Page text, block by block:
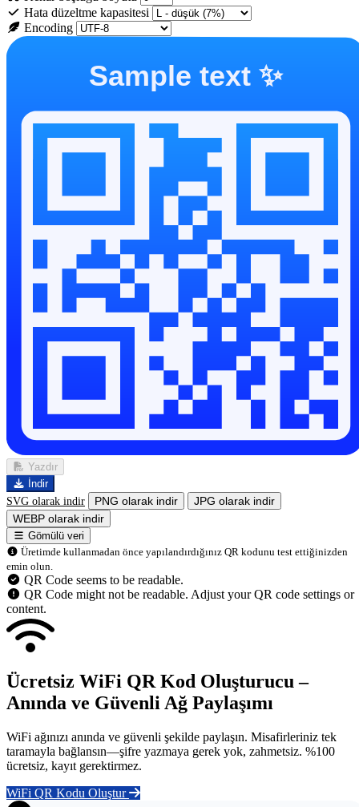
Hata düzeltme kapasitesi
Encoding
Yazdır
İndir
SVG olarak indir PNG olarak indir
JPG olarak indir
WEBP olarak indir
Gömülü veri
Üretimde kullanmadan önce yapılandırdığınız QR kodunu test ettiğinizden
emin olun.
QR Code seems to be readable.
QR Code might not be readable. Adjust your QR code settings or
content.
Ücretsiz WiFi QR Kod Oluşturucu –
Anında ve Güvenli Ağ Paylaşımı
WiFi ağınızı anında ve güvenli şekilde paylaşın. Misafirleriniz tek
taramayla bağlansın—şifre yazmaya gerek yok, zahmetsiz. %100
ücretsiz, kayıt gerektirmez.
WiFi QR Kodu Oluştur